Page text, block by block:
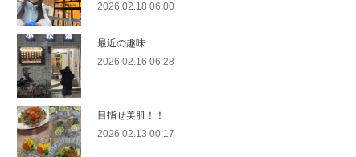
2026.02.18 06:00
最近の趣味
2026.02.16 06:28
目指せ美肌！！
2026.02.13 00:17